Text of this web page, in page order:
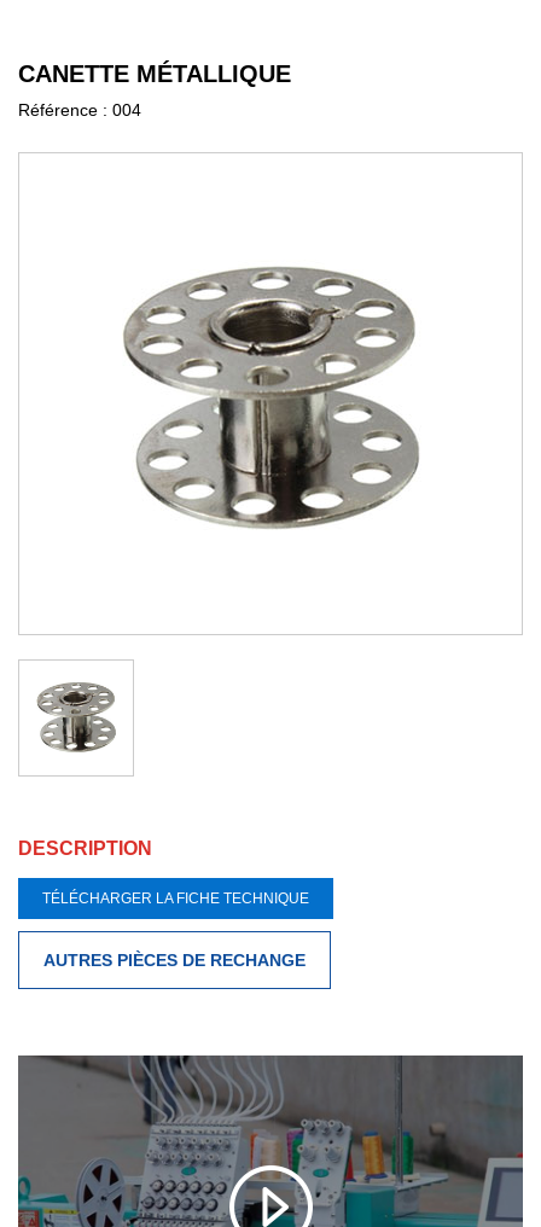
CANETTE MÉTALLIQUE
Référence : 004
DESCRIPTION
TÉLÉCHARGER LA FICHE TECHNIQUE
AUTRES PIÈCES DE RECHANGE